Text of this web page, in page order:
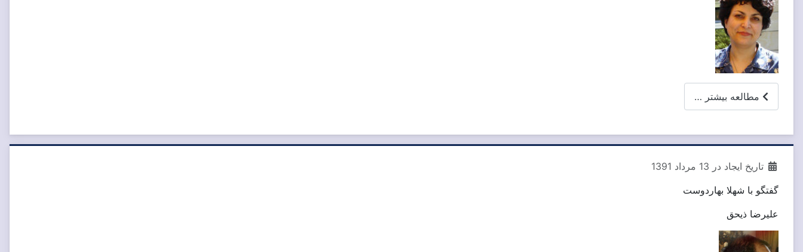
مطالعه بیشتر …
تاریخ ایجاد در 13 مرداد 1391
گفتگو با شهلا بهاردوست
علیرضا ذیحق